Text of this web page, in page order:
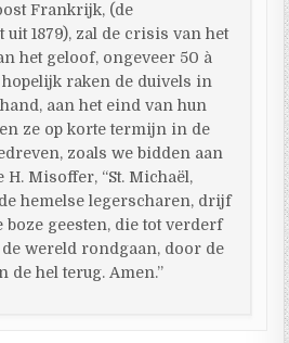
Frankrijk, (de
uit 1879), zal de crisis van het
het geloof, ongeveer 50 à
raken de duivels in
aan het eind van hun
ze op korte termijn in de
zoals we bidden aan
Misoffer, “St. Michaël,
hemelse legerscharen, drijf
boze geesten, die tot verderf
wereld rondgaan, door de
de hel terug. Amen.”